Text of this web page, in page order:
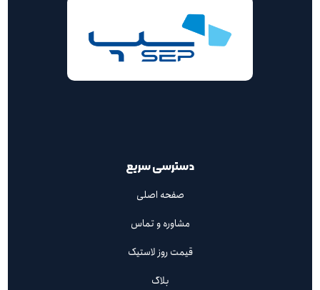
دسترسی سریع
صفحه اصلی
مشاوره و تماس
قیمت روز لاستیک
بلاگ